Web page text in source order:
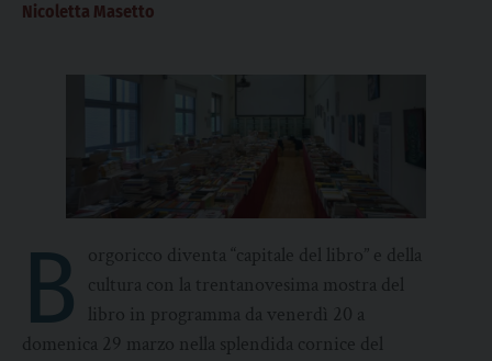
Nicoletta Masetto
B
orgoricco diventa “capitale del libro” e della
cultura con la trentanovesima mostra del
libro in programma da venerdì 20 a
domenica 29 marzo nella splendida cornice del